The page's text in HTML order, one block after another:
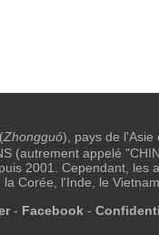
Zhongguó), pays de l'Asie
(autrement appelé
2001. Cependant, les
Corée, l'Inde, le
- Facebook-